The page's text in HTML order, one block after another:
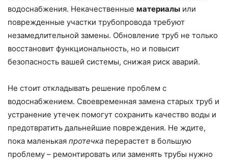
водоснабжения. Некачественные материалы или
поврежденные участки трубопровода требуют
незамедлительной замены. Обновление труб не только
восстановит функциональность, но и повысит
безопасность вашей системы, снижая риск аварий.
Не стоит откладывать решение проблем с
водоснабжением. Своевременная замена старых труб и
устранение утечек помогут сохранить качество воды и
предотвратить дальнейшие повреждения. Не ждите,
пока маленькая протечка перерастет в большую
проблему – ремонтировать или заменять трубы нужно